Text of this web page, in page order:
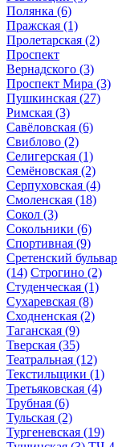
Полянка (6)
Пражская (1)
Пролетарская (2)
Проспект
Вернадского (3)
Проспект Мира (3)
Пушкинская (27)
Римская (3)
Савёловская (6)
Свиблово (2)
Селигерская (1)
Семёновская (2)
Серпуховская (4)
Смоленская (18)
Сокол (3)
Сокольники (6)
Спортивная (9)
Сретенский бульвар
(14) Строгино (2)
Студенческая (1)
Сухаревская (8)
Сходненская (2)
Таганская (9)
Тверская (35)
Театральная (12)
Текстильщики (1)
Третьяковская (4)
Трубная (6)
Тульская (2)
Тургеневская (19)